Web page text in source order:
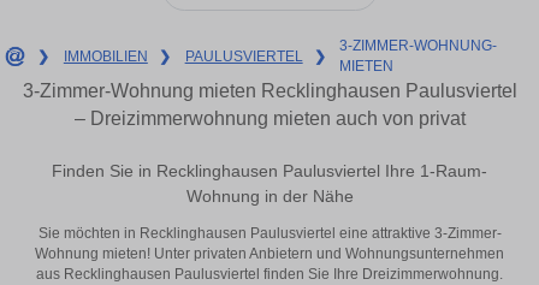
❯ IMMOBILIEN ❯ PAULUSVIERTEL ❯
3-ZIMMER-WOHNUNG-
MIETEN
3-Zimmer-Wohnung mieten Recklinghausen Paulusviertel
– Dreizimmerwohnung mieten auch von privat
Finden Sie in Recklinghausen Paulusviertel Ihre 1-Raum-
Wohnung in der Nähe
Sie möchten in Recklinghausen Paulusviertel eine attraktive 3-Zimmer-
Wohnung mieten! Unter privaten Anbietern und Wohnungsunternehmen
aus Recklinghausen Paulusviertel finden Sie Ihre Dreizimmerwohnung.